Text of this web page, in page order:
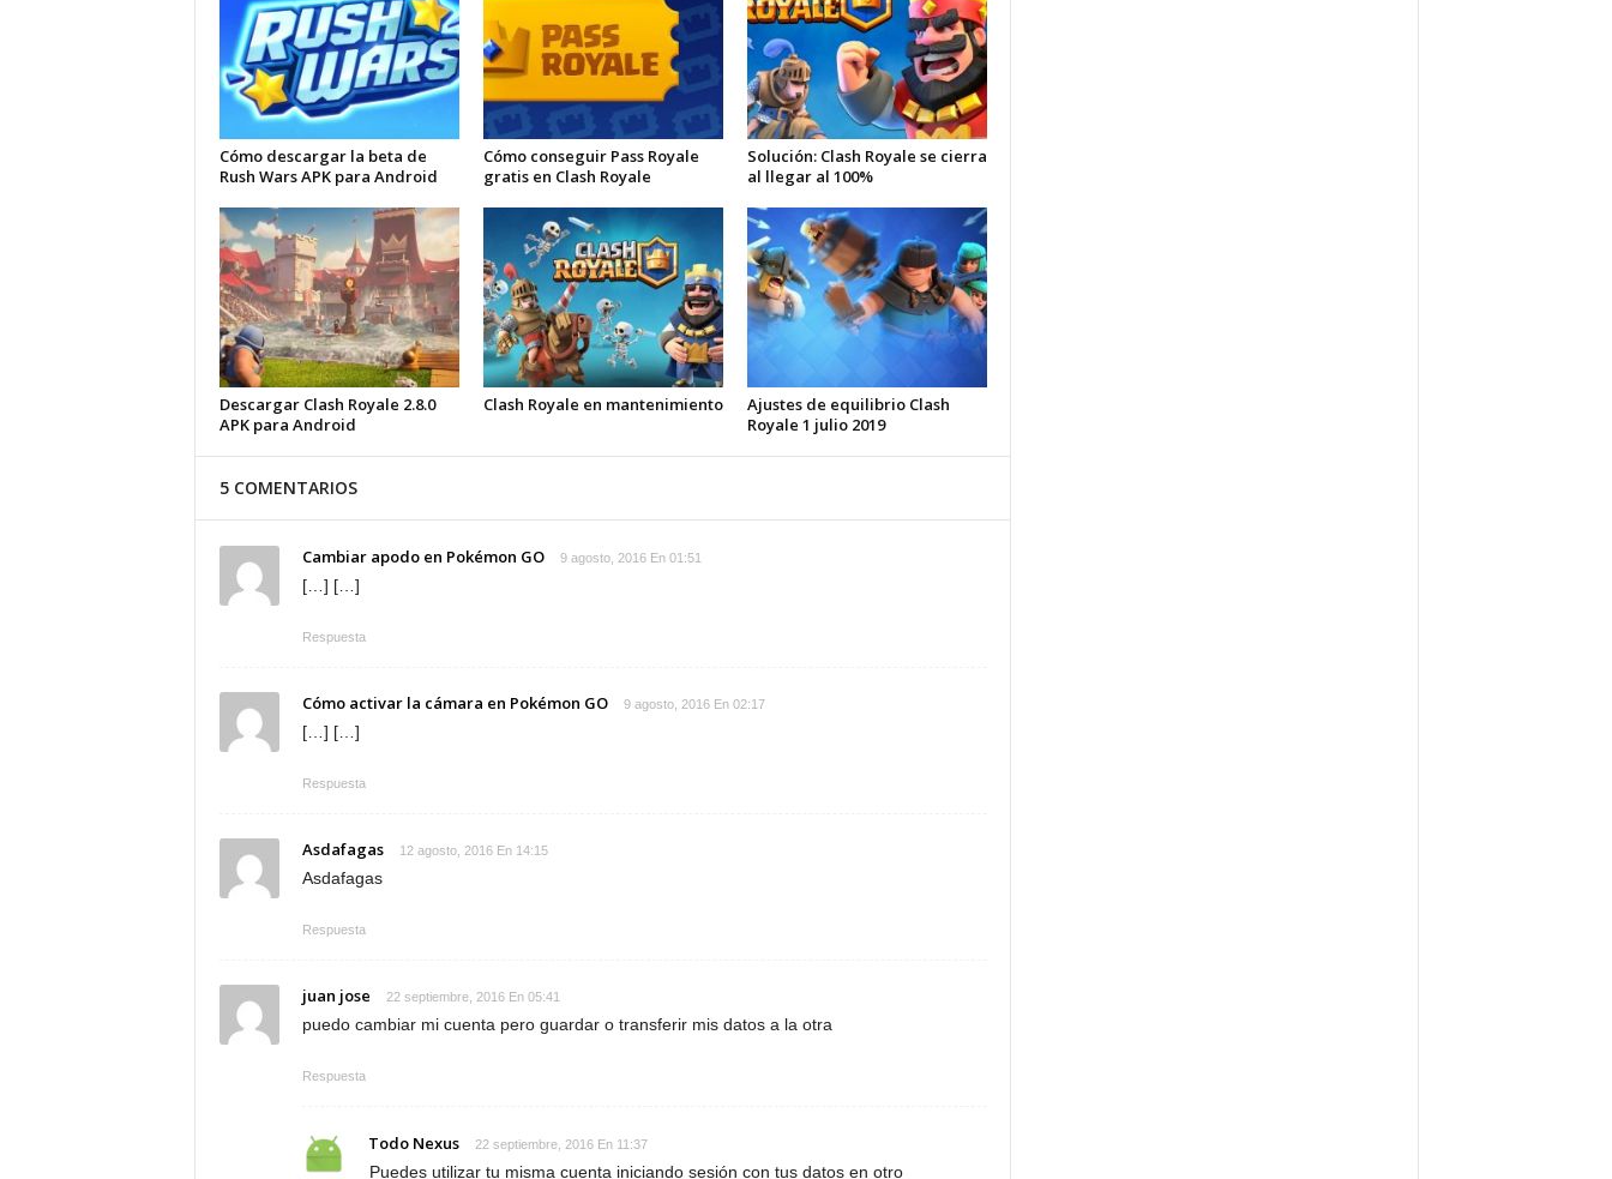
Cómo descargar la beta de
Rush Wars APK para Android
Cómo conseguir Pass Royale
gratis en Clash Royale
Solución: Clash Royale se cierra
al llegar al 100%
Descargar Clash Royale 2.8.0
APK para Android
Clash Royale en mantenimiento
Ajustes de equilibrio Clash
Royale 1 julio 2019
5 COMENTARIOS
Cambiar apodo en Pokémon GO 9 agosto, 2016 En 01:51
[…] […]
Respuesta
Cómo activar la cámara en Pokémon GO 9 agosto, 2016 En 02:17
[…] […]
Respuesta
Asdafagas 12 agosto, 2016 En 14:15
Asdafagas
Respuesta
juan jose 22 septiembre, 2016 En 05:41
puedo cambiar mi cuenta pero guardar o transferir mis datos a la otra
Respuesta
Todo Nexus 22 septiembre, 2016 En 11:37
Puedes utilizar tu misma cuenta iniciando sesión con tus datos en otro